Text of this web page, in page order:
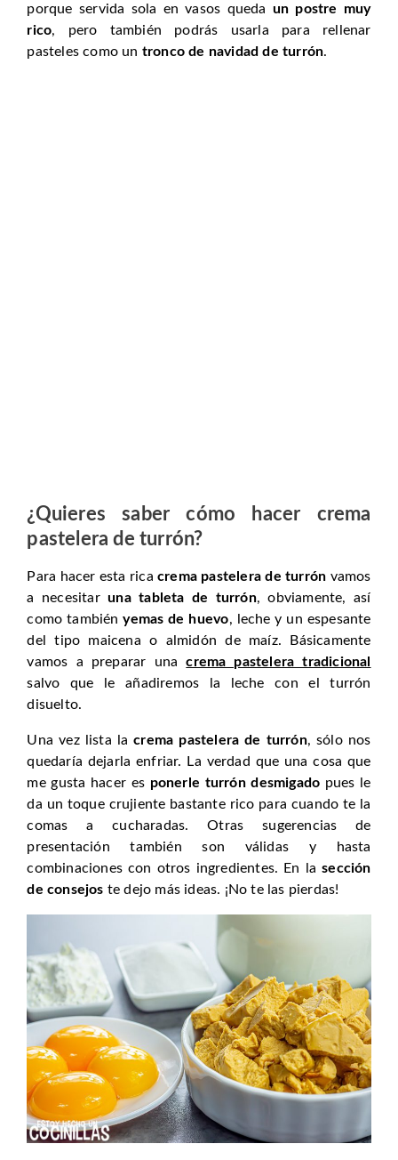
porque servida sola en vasos queda un postre muy
rico, pero también podrás usarla para rellenar
pasteles como un tronco de navidad de turrón.
¿Quieres saber cómo hacer crema
pastelera de turrón?
Para hacer esta rica crema pastelera de turrón vamos
a necesitaruna tableta de turrón, obviamente, así
como tambiényemas de huevo, leche y un espesante
del tipo maicena o almidón de maíz. Básicamente
vamos a preparar unacrema pastelera tradicional
salvo que le añadiremos la leche con el turrón
disuelto.
Una vez lista lacrema pastelera de turrón, sólo nos
quedaría dejarla enfriar. La verdad que una cosa que
me gusta hacer es ponerle turrón desmigado pues le
da un toque crujiente bastante rico para cuando te la
comas a cucharadas. Otras sugerencias de
presentación también son válidas y hasta
combinaciones con otros ingredientes. En lasección
de consejos te dejo más ideas. ¡No te las pierdas!